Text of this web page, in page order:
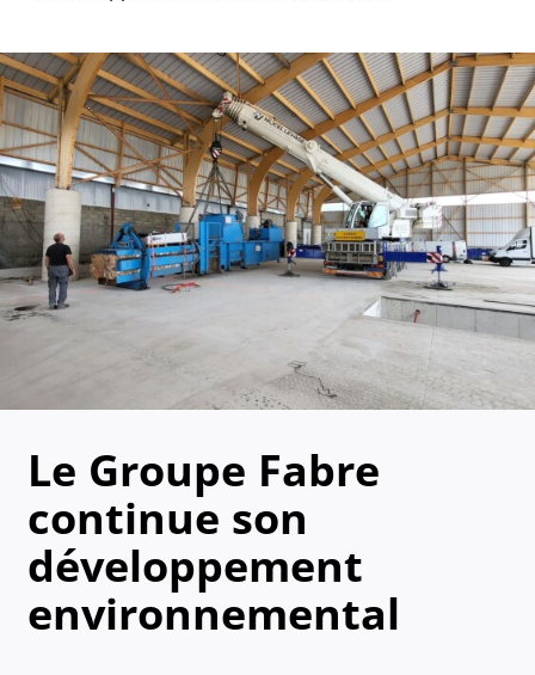
Le Groupe Fabre
continue son
développement
environnemental